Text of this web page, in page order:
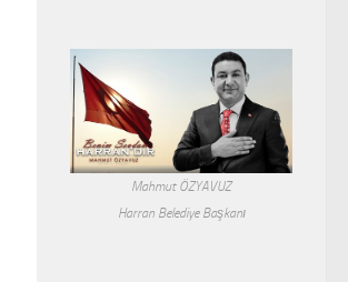
Mahmut ÖZYAVUZ
Harran Belediye Başkanı